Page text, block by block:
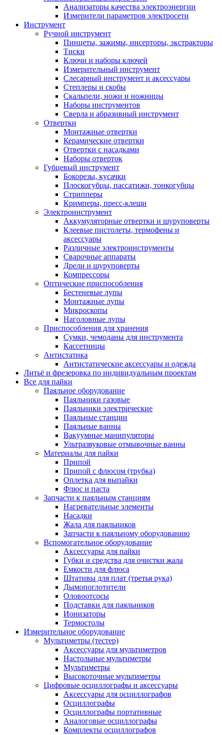
Анализаторы качества электроэнергии
Измерители параметров электросети
Инструмент
Ручной инструмент
Пинцеты, зажимы, инсерторы, экстракторы
Тиски
Ключи и наборы ключей
Измерительный инструмент
Слесарный инструмент и аксессуары
Степлеры и скобы
Скальпели, ножи и ножницы
Наборы инструментов
Сверла и абразивный инструмент
Отвертки
Монтажные отвертки
Керамические отвертки
Отвертки с насадками
Наборы отверток
Губцевый инструмент
Бокорезы, кусачки
Плоскогубцы, пассатижи, тонкогубцы
Стрипперы
Кримперы, пресс-клещи
Электроинструмент
Аккумуляторные отвертки и шуруповерты
Клеевые пистолеты, термофены и
аксессуары
Различные электроинструменты
Сварочные аппараты
Дрели и шуруповерты
Компрессоры
Оптические приспособления
Бестеневые лупы
Монтажные лупы
Микроскопы
Наголовные лупы
Приспособления для хранения
Сумки, чемоданы для инструмента
Кассетницы
Антистатика
Антистатические аксессуары и одежда
Литьё и фрезеровка по индивидуальным проектам
Все для пайки
Паяльное оборудование
Паяльники газовые
Паяльники электрические
Паяльные станции
Паяльные ванны
Вакуумные манипуляторы
Ультразвуковые отмывочные ванны
Материалы для пайки
Припой
Припой с флюсом (трубка)
Оплетка для выпайки
Флюс и паста
Запчасти к паяльным станциям
Нагревательные элементы
Насадки
Жала для паяльников
Запчасти к паяльному оборудованию
Вспомогательное оборудование
Аксессуары для пайки
Губки и средства для очистки жала
Емкости для флюса
Штативы для плат (третья рука)
Дымопоглотители
Оловоотсосы
Подставки для паяльников
Ионизаторы
Термостолы
Измерительное оборудование
Мультиметры (тестер)
Аксессуары для мультиметров
Настольные мультиметры
Мультиметры
Высокоточные мультиметры
Цифровые осциллографы и аксессуары
Аксессуары для осциллографов
Осциллографы
Осциллографы портативные
Аналоговые осциллографы
Комплекты осциллографов